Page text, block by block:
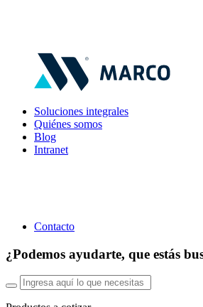
Soluciones integrales
Quiénes somos
Blog
Intranet
Contacto
¿Podemos ayudarte, que estás